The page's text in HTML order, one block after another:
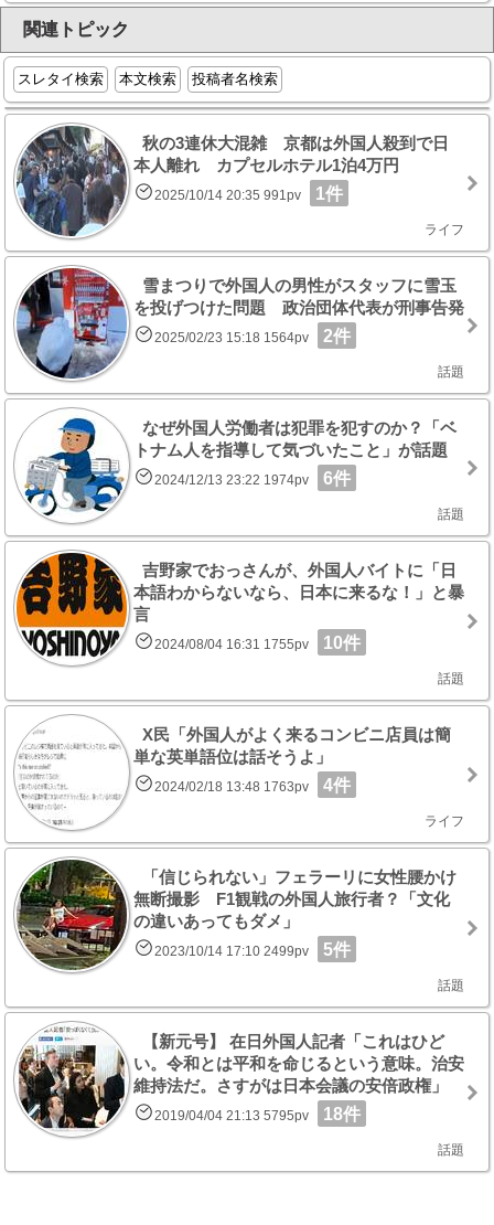
関連トピック
スレタイ検索 本文検索 投稿者名検索
秋の3連休大混雑 京都は外国人殺到で日
本人離れ カプセルホテル1泊4万円
2025/10/14 20:35 991pv 1件
ライフ
雪まつりで外国人の男性がスタッフに雪玉
を投げつけた問題 政治団体代表が刑事告発
2025/02/23 15:18 1564pv 2件
話題
なぜ外国人労働者は犯罪を犯すのか？「ベ
トナム人を指導して気づいたこと」が話題
2024/12/13 23:22 1974pv 6件
話題
吉野家でおっさんが、外国人バイトに「日
本語わからないなら、日本に来るな！」と暴
言
2024/08/04 16:31 1755pv 10件
話題
X民「外国人がよく来るコンビニ店員は簡
単な英単語位は話そうよ」
2024/02/18 13:48 1763pv 4件
ライフ
「信じられない」フェラーリに女性腰かけ
無断撮影 F1観戦の外国人旅行者？「文化
の違いあってもダメ」
2023/10/14 17:10 2499pv 5件
話題
【新元号】 在日外国人記者「これはひど
い。令和とは平和を命じるという意味。治安
維持法だ。さすがは日本会議の安倍政権」
2019/04/04 21:13 5795pv 18件
話題